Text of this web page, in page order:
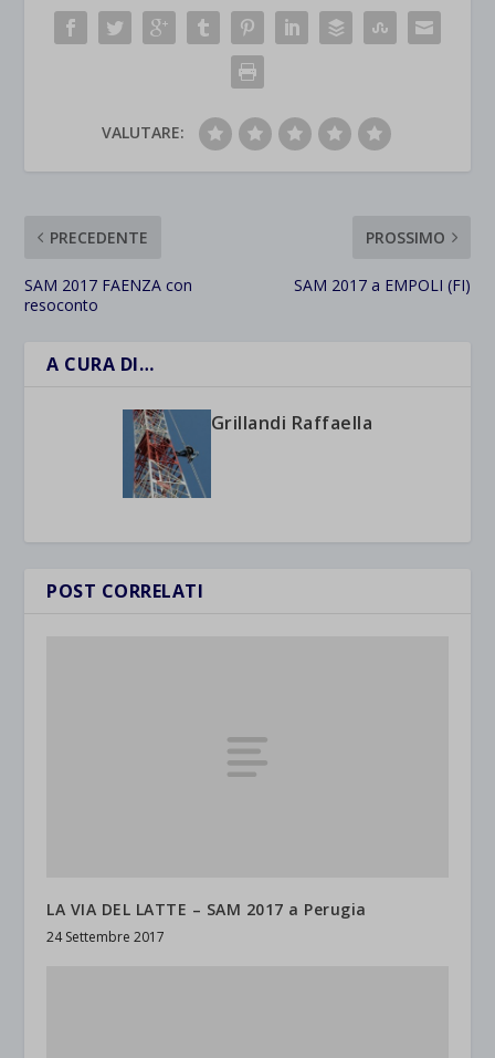
VALUTARE:
PRECEDENTE
SAM 2017 FAENZA con
resoconto
PROSSIMO
SAM 2017 a EMPOLI (FI)
A CURA DI…
Grillandi Raffaella
POST CORRELATI
LA VIA DEL LATTE – SAM 2017 a Perugia
24 Settembre 2017